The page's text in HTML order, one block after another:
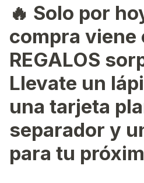
🔥 Solo por
compra viene
REGALOS
Llevate un
una tarjeta
separador y
para tu